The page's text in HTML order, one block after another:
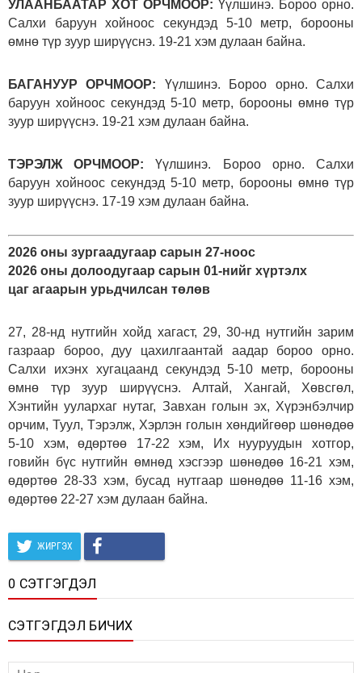
УЛААНБААТАР ХОТ ОРЧМООР: Үүлшинэ. Бороо орно.
Салхи баруун хойноос секундэд 5-10 метр, борооны
өмнө түр зуур ширүүснэ. 19-21 хэм дулаан байна.
БАГАНУУР ОРЧМООР: Үүлшинэ. Бороо орно. Салхи
баруун хойноос секундэд 5-10 метр, борооны өмнө түр
зуур ширүүснэ. 19-21 хэм дулаан байна.
ТЭРЭЛЖ ОРЧМООР: Үүлшинэ. Бороо орно. Салхи
баруун хойноос секундэд 5-10 метр, борооны өмнө түр
зуур ширүүснэ. 17-19 хэм дулаан байна.
2026 оны зургаадугаар сарын 27-ноос
2026 оны долоодугаар сарын 01-нийг хүртэлх
цаг агаарын урьдчилсан төлөв
27, 28-нд нутгийн хойд хагаст, 29, 30-нд нутгийн зарим
газраар бороо, дуу цахилгаантай аадар бороо орно.
Салхи ихэнх хугацаанд секундэд 5-10 метр, борооны
өмнө түр зуур ширүүснэ. Алтай, Хангай, Хөвсгөл,
Хэнтийн уулархаг нутаг, Завхан голын эх, Хүрэнбэлчир
орчим, Туул, Тэрэлж, Хэрлэн голын хөндийгөөр шөнөдөө
5-10 хэм, өдөртөө 17-22 хэм, Их нууруудын хотгор,
говийн бүс нутгийн өмнөд хэсгээр шөнөдөө 16-21 хэм,
өдөртөө 28-33 хэм, бусад нутгаар шөнөдөө 11-16 хэм,
өдөртөө 22-27 хэм дулаан байна.
ЖИРГЭХ
0 СЭТГЭГДЭЛ
СЭТГЭГДЭЛ БИЧИХ